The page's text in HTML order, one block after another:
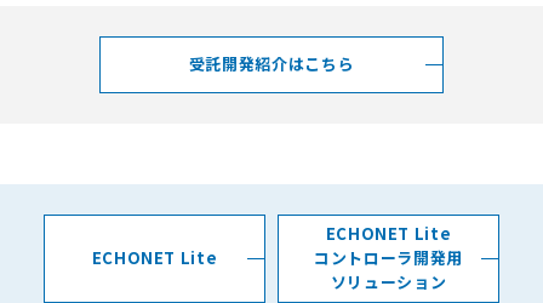
受託開発紹介はこちら
ECHONET Lite
ECHONET Lite
コントローラ開発用
ソリューション